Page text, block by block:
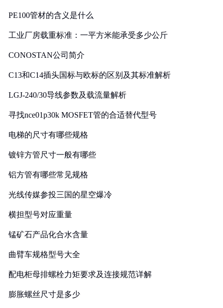
PE100管材的含义是什么
工业厂房载重标准：一平方米能承受多少公斤
CONOSTAN公司简介
C13和C14插头国标与欧标的区别及其标准解析
LGJ-240/30导线参数及载流量解析
寻找nce01p30k MOSFET管的合适替代型号
电梯的尺寸有哪些规格
镀锌方管尺寸一般有哪些
铝方管有哪些常见规格
光线传媒参投三国的星空爆冷
横担型号对应重量
锰矿石产品化合水含量
曲臂车规格型号大全
配电柜母排螺栓力矩要求及连接规范详解
膨胀螺丝尺寸是多少